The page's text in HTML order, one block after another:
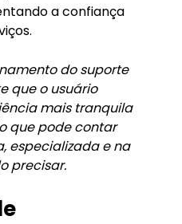
a confiança
do suporte
que o usuário
mais tranquila
que pode contar
especializada e na
precisar.